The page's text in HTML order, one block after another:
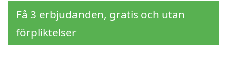
Få 3 erbjudanden, gratis och utan
förpliktelser